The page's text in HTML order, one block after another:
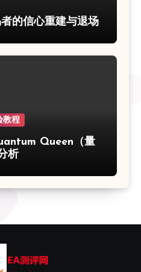
的信心重建与退场
教程
Queen（量
析